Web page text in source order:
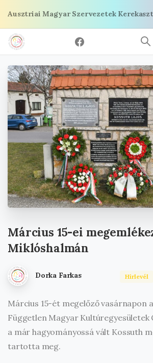
tartalomra
Ausztriai Magyar Szervezetek
Március 15-ei
Miklóshalmán
Dorka Farkas Hírlevél
Március 15-ét megelőző vasárnapon
Független Magyar Kultúregyesületek
a már hagyományossá vált Kossuth
tartotta meg.